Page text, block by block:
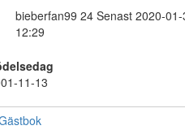
bieberfan99 24 Senast 2020-
12:29
11-13